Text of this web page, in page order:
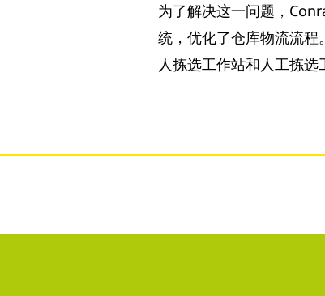
为了解决这一问题，
统，优化了仓库物流流
人拣选工作站和人工拣选